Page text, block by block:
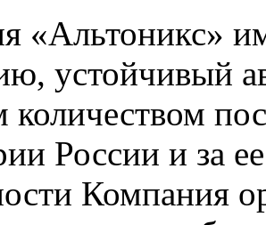
«Альтоникс»
устойчивый
России и за
Компания